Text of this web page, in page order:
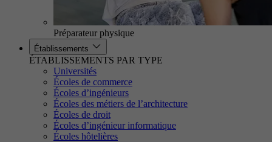
Préparateur physique
Établissements
ÉTABLISSEMENTS PAR TYPE
Universités
Écoles de commerce
Écoles d’ingénieurs
Écoles des métiers de l’architecture
Écoles de droit
Écoles d’ingénieur informatique
Écoles hôtelières